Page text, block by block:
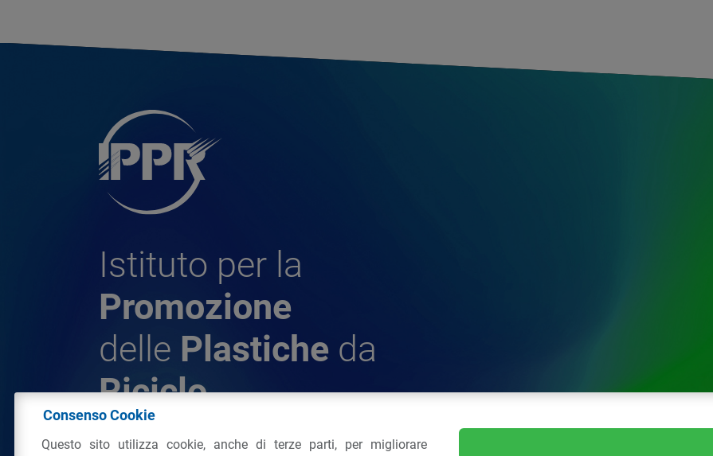
Istituto per la
Promozione
delle Plastiche da
Riciclo
© 2026 - IPPR Istituto per la Promozione delle Plastiche
Consenso Cookie
Questo sito utilizza cookie, anche di terze parti, per migliorare